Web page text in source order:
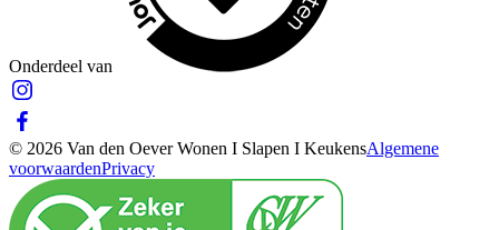
Onderdeel van
© 2026 Van den Oever Wonen I Slapen I KeukensAlgemene
voorwaardenPrivacy